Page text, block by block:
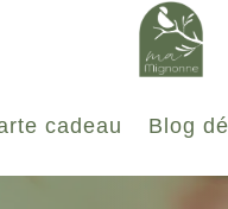
cadeau Blog